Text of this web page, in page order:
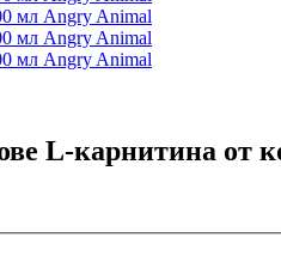
L-карнитина от